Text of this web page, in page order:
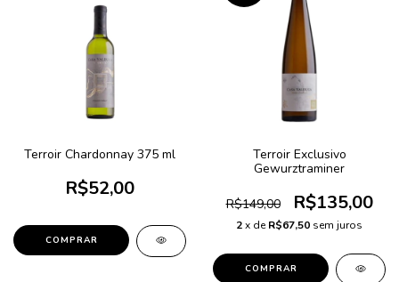
Terroir Chardonnay 375 ml
R$52,00
Terroir Exclusivo
Gewurztraminer
R$149,00 R$135,00
2x deR$67,50 sem juros